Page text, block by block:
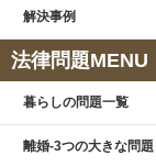
解決事例
法律問題MENU
暮らしの問題一覧
離婚-3つの大きな問題